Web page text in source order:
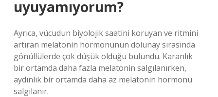
uyuyamıyorum?
Ayrıca, vücudun biyolojik saatini koruyan ve ritmini
artıran melatonin hormonunun dolunay sırasında
gönüllülerde çok düşük olduğu bulundu. Karanlık
bir ortamda daha fazla melatonin salgılanırken,
aydınlık bir ortamda daha az melatonin hormonu
salgılanır.